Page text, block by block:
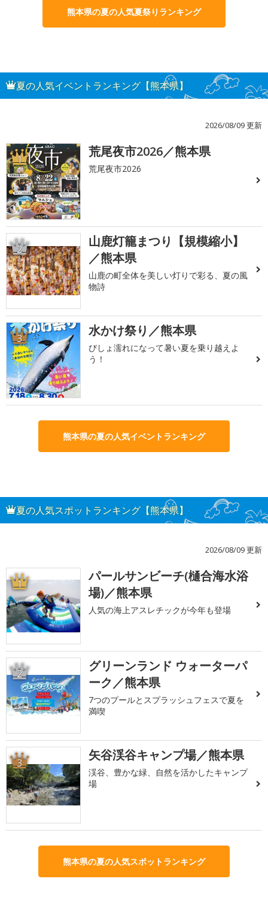
熊本県の夏の人気夏祭りランキング
夏の人気イベントランキング【熊本県】
2026/08/09 更新
1 荒尾夜市2026／熊本県
荒尾夜市2026
2
山鹿灯籠まつり【規模縮小】
／熊本県
山鹿の町全体を美しい灯りで彩る、夏の風
物詩
3 水かけ祭り／熊本県
びしょ濡れになって暑い夏を乗り越えよ
う！
熊本県の夏の人気イベントランキング
夏の人気スポットランキング【熊本県】
2026/08/09 更新
1
パールサンビーチ(樋合海水浴
場)／熊本県
人気の海上アスレチックが今年も登場
2
グリーンランド ウォーターパ
ーク／熊本県
7つのプールとスプラッシュフェスで夏を
満喫
3 矢谷渓谷キャンプ場／熊本県
渓谷、豊かな緑、自然を活かしたキャンプ
場
熊本県の夏の人気スポットランキング